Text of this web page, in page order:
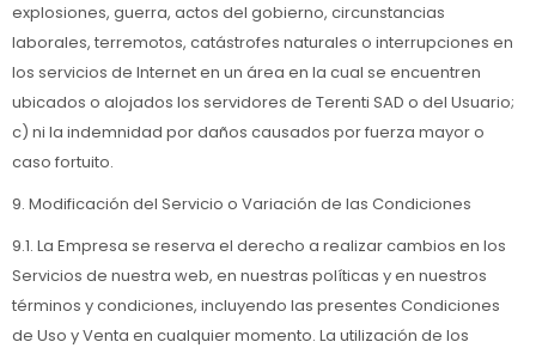
explosiones, guerra, actos del gobierno, circunstancias
laborales, terremotos, catástrofes naturales o interrupciones en
los servicios de Internet en un área en la cual se encuentren
ubicados o alojados los servidores de Terenti SAD o del Usuario;
c) ni la indemnidad por daños causados por fuerza mayor o
caso fortuito.
9. Modificación del Servicio o Variación de las Condiciones
9.1. La Empresa se reserva el derecho a realizar cambios en los
Servicios de nuestra web, en nuestras políticas y en nuestros
términos y condiciones, incluyendo las presentes Condiciones
de Uso y Venta en cualquier momento. La utilización de los